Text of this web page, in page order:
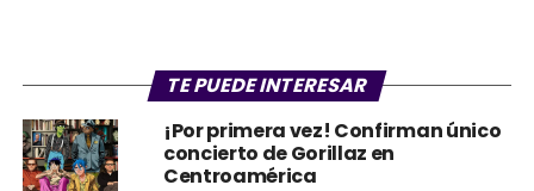
TE PUEDE INTERESAR
¡Por primera vez! Confirman único
concierto de Gorillaz en
Centroamérica